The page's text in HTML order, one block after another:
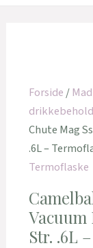
Forside/
Chute Mag
.6L –
Termoflaske
Vacuum
Str. .6L